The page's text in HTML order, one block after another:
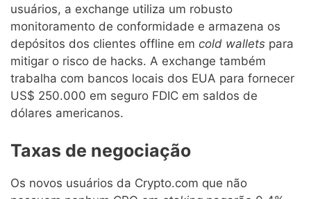
usuários, a exchange utiliza um robusto
monitoramento de conformidade e armazena os
depósitos dos clientes offline em cold wallets para
mitigar o risco de hacks. A exchange também
trabalha com bancos locais dos EUA para fornecer
US$ 250.000 em seguro FDIC em saldos de
dólares americanos.
Taxas de negociação
Os novos usuários da Crypto.com que não